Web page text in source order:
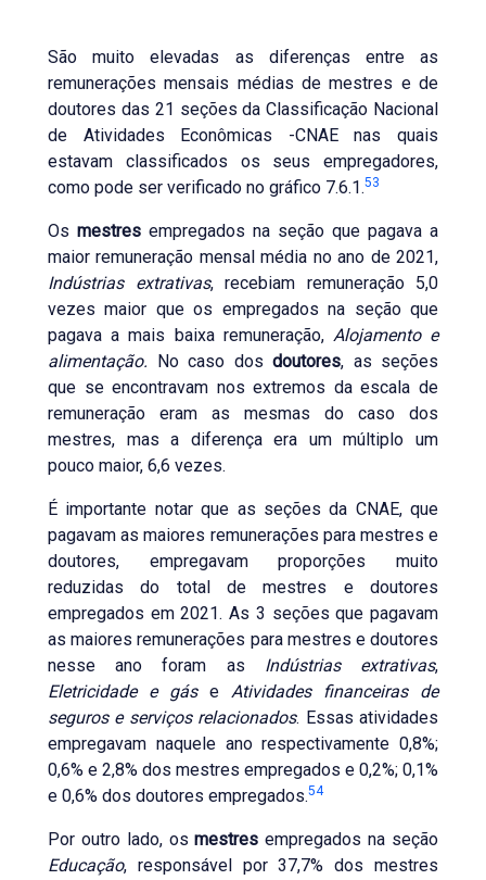
São muito elevadas as diferenças entre as
remunerações mensais médias de mestres e de
doutores das 21 seções da Classificação Nacional
de Atividades Econômicas -CNAE nas quais
estavam classificados os seus empregadores,
como pode ser verificado no gráfico 7.6.1.53
Os mestres empregados na seção que pagava a
maior remuneração mensal média no ano de 2021,
Indústrias extrativas, recebiam remuneração 5,0
vezes maior que os empregados na seção que
pagava a mais baixa remuneração, Alojamento e
alimentação. No caso dos doutores, as seções
que se encontravam nos extremos da escala de
remuneração eram as mesmas do caso dos
mestres, mas a diferença era um múltiplo um
pouco maior, 6,6 vezes.
É importante notar que as seções da CNAE, que
pagavam as maiores remunerações para mestres e
doutores, empregavam proporções muito
reduzidas do total de mestres e doutores
empregados em 2021. As 3 seções que pagavam
as maiores remunerações para mestres e doutores
nesse ano foram as Indústrias extrativas,
Eletricidade e gáse Atividades financeiras de
seguros e serviços relacionados. Essas atividades
empregavam naquele ano respectivamente 0,8%;
0,6% e 2,8% dos mestres empregados e 0,2%; 0,1%
e 0,6% dos doutores empregados.54
Por outro lado, osmestres empregados na seção
Educação, responsável por 37,7% dos mestres